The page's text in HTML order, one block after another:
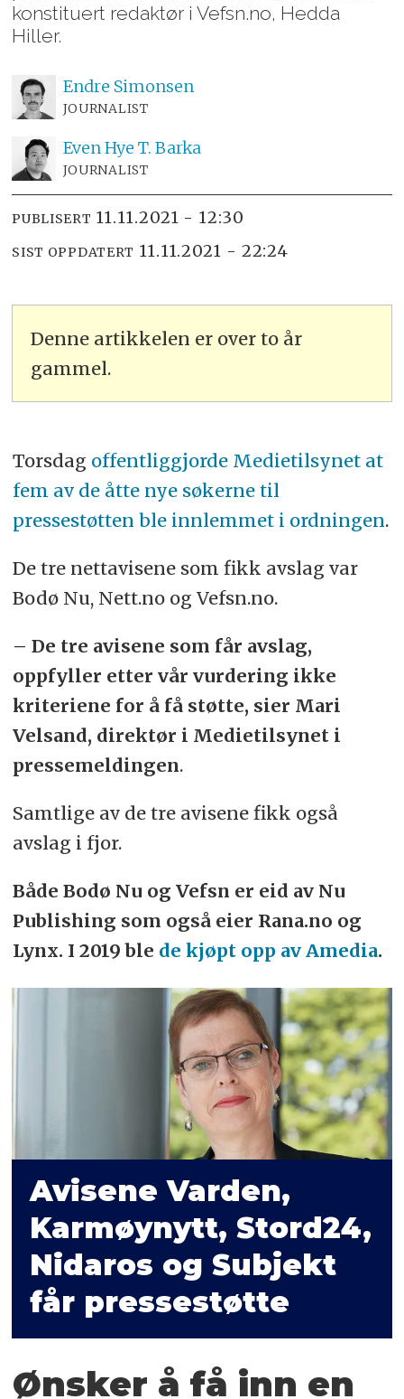
konstituert redaktør i Vefsn.no, Hedda
Hiller.
Endre Simonsen
JOURNALIST
Even Hye T. Barka
JOURNALIST
PUBLISERT 11.11.2021 - 12:30
SIST OPPDATERT 11.11.2021 - 22:24
Denne artikkelen er over to år
gammel.
Torsdag offentliggjorde Medietilsynet at
fem av de åtte nye søkerne til
pressestøtten ble innlemmet i ordningen.
De tre nettavisene som fikk avslag var
Bodø Nu, Nett.no og Vefsn.no.
– De tre avisene som får avslag,
oppfyller etter vår vurdering ikke
kriteriene for å få støtte, sier Mari
Velsand, direktør i Medietilsynet i
pressemeldingen.
Samtlige av de tre avisene fikk også
avslag i fjor.
Både Bodø Nu og Vefsn er eid av Nu
Publishing som også eier Rana.no og
Lynx. I 2019 ble de kjøpt opp av Amedia.
Avisene Varden,
Karmøynytt, Stord24,
Nidaros og Subjekt
får pressestøtte
Ønsker å få inn en